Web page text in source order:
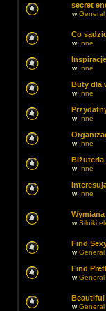
secret
wGeneral
Co
w Inne
w Inne
Buty dla
w Inne
w Inne
w Inne
Biżuteria
w Inne
w Inne
wSilniki
Find
wGeneral
Find
wGeneral
Beautiful
wGeneral